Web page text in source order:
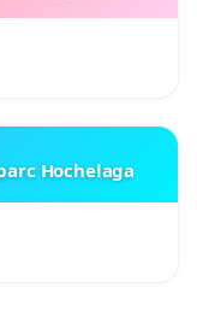
Hochelaga